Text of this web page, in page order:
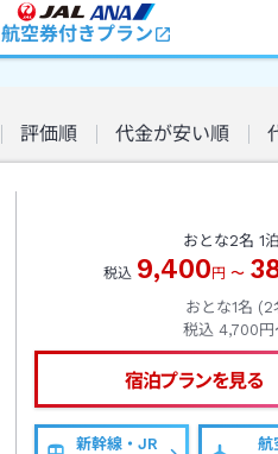
航空券付きプラン
評価順 代金が安い順
おとな2名 1泊
税込 9,400 円 〜
おとな1名 (2
税込 4,700円
宿泊プランを見る
新幹線・JR 航